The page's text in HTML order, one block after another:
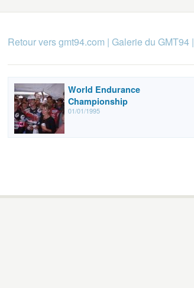
Retour vers gmt94.com | Galerie du GMT94|
World Endurance
Championship
01/01/1995